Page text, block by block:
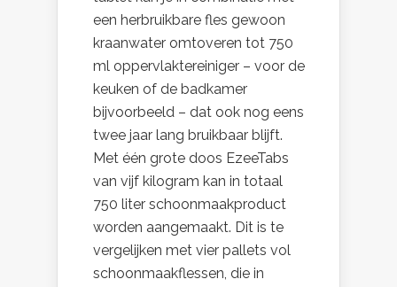
een herbruikbare fles gewoon
kraanwater omtoveren tot 750
ml oppervlaktereiniger – voor de
keuken of de badkamer
bijvoorbeeld – dat ook nog eens
twee jaar lang bruikbaar blijft.
Met één grote doos EzeeTabs
van vijf kilogram kan in totaal
750 liter schoonmaakproduct
worden aangemaakt. Dit is te
vergelijken met vier pallets vol
schoonmaakflessen, die in